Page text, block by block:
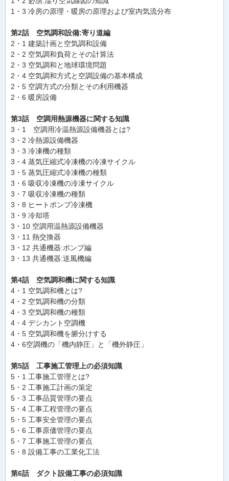
1・3 冷房の原理・暖房の原理および室内気流分布
第2話 空気調和設備:寄り道編
2・1 建築計画と空気調和設備
2・2 空気調和負荷とその計算法
2・3 空気調和と地球環境問題
2・4 空気調和方式と空調設備の基本構成
2・5 空調方式の分類とその利用機器
2・6 暖房設備
第3話 空調用熱源機器に関する知識
3・1 空調用冷温熱源設備機器とは?
3・2 冷熱源設備機器
3・3 冷凍機の種類
3・4 蒸気圧縮式冷凍機の冷凍サイクル
3・5 蒸気圧縮式冷凍機の種類
3・6 吸収冷凍機の冷凍サイクル
3・7 吸収冷凍機の種類
3・8 ヒートポンプ冷凍機
3・9 冷却塔
3・10 空調用温熱源設備機器
3・11 熱交換器
3・12 共通機器:ポンプ編
3・13 共通機器:送風機編
第4話 空気調和機に関する知識
4・1 空気調和機とは?
4・2 空気調和機の分類
4・3 空気調和機の種類
4・4 デシカント空調機
4・5 空気調和機を腑分けする
4・6空調機の「機内静圧」と「機外静圧」
第5話 工事施工管理上の必須知識
5・1 工事施工管理とは?
5・2 工事施工計画の策定
5・3 工事品質管理の要点
5・4 工事工程管理の要点
5・5 工事安全管理の要点
5・6 工事原価管理の要点
5・7 工事施工管理の要点
5・8 設備工事の工業化工法
第6話 ダクト設備工事の必須知識